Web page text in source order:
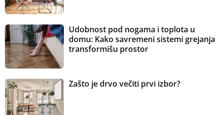
Udobnost pod nogama i toplota u
domu: Kako savremeni sistemi grejanja
transformišu prostor
Zašto je drvo večiti prvi izbor?